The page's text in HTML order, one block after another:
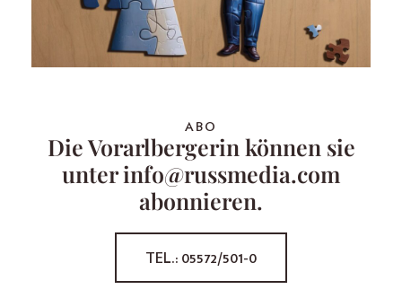
ABO
Die Vorarlbergerin können sie
unter info@russmedia.com
abonnieren.
TEL.: 05572/501-0